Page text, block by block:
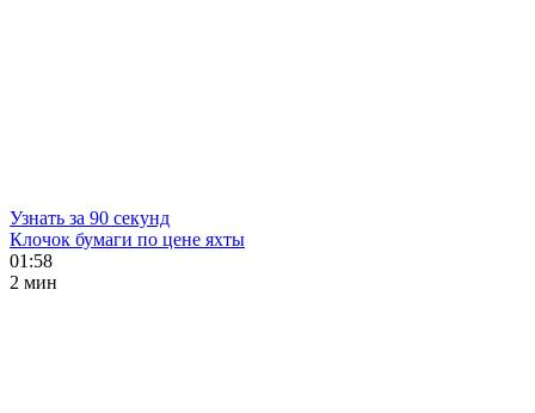
Узнать за 90 секунд
Клочок бумаги по цене яхты
01:58
2 мин